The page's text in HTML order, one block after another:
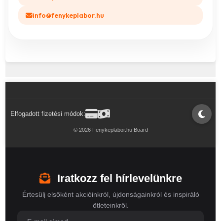
info@fenykeplabor.hu
Elfogadott fizetési módok:
© 2026 Fenykeplabor.hu Board
Iratkozz fel hírlevelünkre
Értesülj elsőként akcióinkról, újdonságainkról és inspiráló
ötleteinkről.